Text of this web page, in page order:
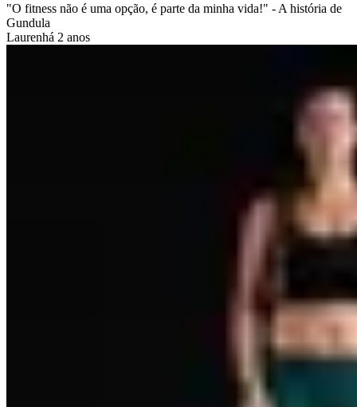
"O fitness não é uma opção, é parte da minha vida!" - A história de
Gundula
Laurenhá 2 anos